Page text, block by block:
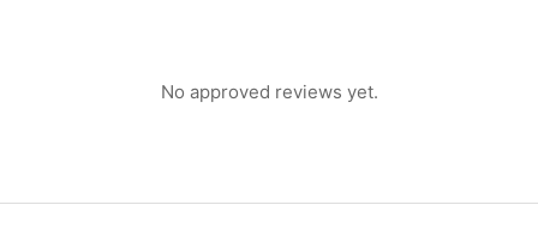
No approved reviews yet.